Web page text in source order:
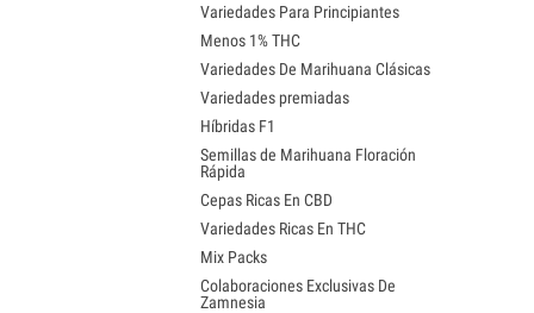
Variedades Para Principiantes
Menos 1% THC
Variedades De Marihuana Clásicas
Variedades premiadas
Híbridas F1
Semillas de Marihuana Floración
Rápida
Cepas Ricas En CBD
Variedades Ricas En THC
Mix Packs
Colaboraciones Exclusivas De
Zamnesia